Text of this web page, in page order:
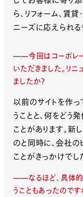
ら、リフォーム、賃
ニーズに応えられる
今回はコーポレ
いただきました。リニ
ましたか？
以前のサイトを作
うことと、何をどう
ことがあります。新
のと同時に、会社
ことがきっかけでし
なるほど、具体
うこともあったので